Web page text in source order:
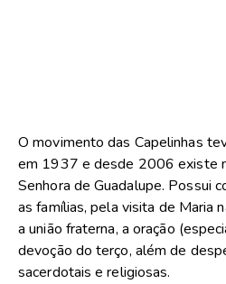
O movimento das Capelinhas
em 1937 e desde 2006 existe
Senhora de Guadalupe. Possui
as famílias, pela visita de Maria
a união fraterna, a oração
devoção do terço, além de
sacerdotais e religiosas.